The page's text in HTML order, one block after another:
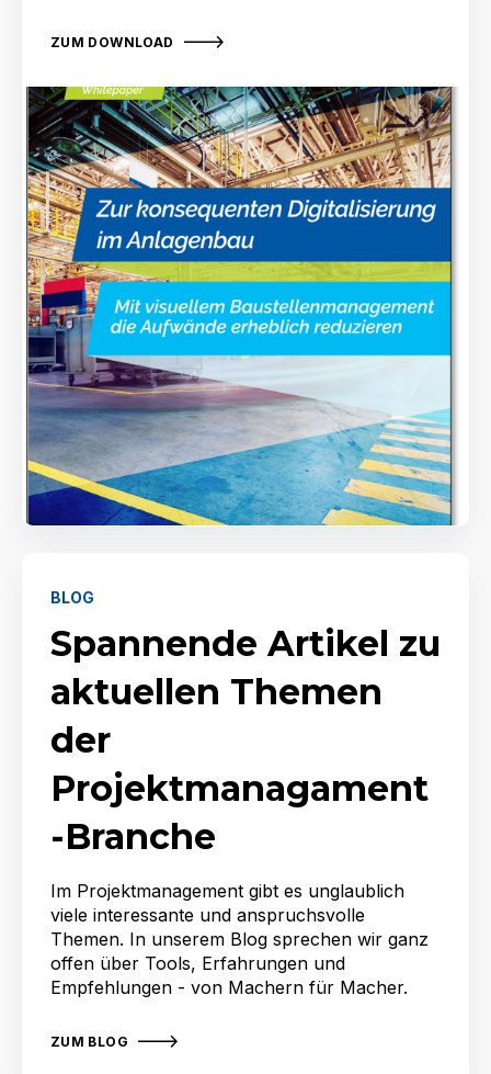
ZUM DOWNLOAD
BLOG
Spannende Artikel zu
aktuellen Themen
der
Projektmanagament
-Branche
Im Projektmanagement gibt es unglaublich
viele interessante und anspruchsvolle
Themen. In unserem Blog sprechen wir ganz
offen über Tools, Erfahrungen und
Empfehlungen - von Machern für Macher.
ZUM BLOG